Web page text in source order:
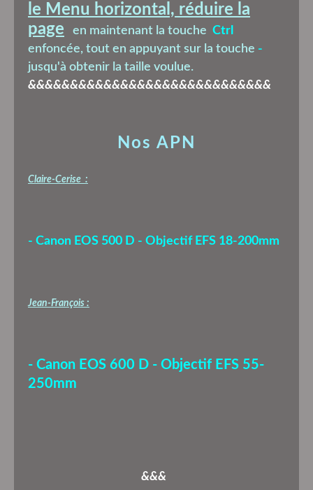
Nos APN
Claire-Cerise :
- Canon EOS 500 D - Objectif EFS 18-200mm
Jean-François :
- Canon EOS 600 D - Objectif EFS 55-
250mm
&&&
le Menu horizontal, réduire la
page
en maintenant la touche Ctrl
enfoncée, tout en appuyant sur la touche -
jusqu'à obtenir la taille voulue.
&&&&&&&&&&&&&&&&&&&&&&&&&&&&&